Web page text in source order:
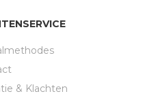
& Klachten